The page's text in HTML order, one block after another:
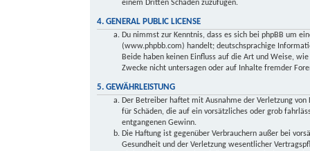
einem Dritten Schaden zuzufügen.
4. GENERAL PUBLIC LICENSE
Du nimmst zur Kenntnis, dass es sich bei phpBB um
(www.phpbb.com) handelt; deutschsprachige
Beide haben keinen Einfluss auf die Art und Weise,
Zwecke nicht untersagen oder auf Inhalte fremder
5. GEWÄHRLEISTUNG
Der Betreiber haftet mit Ausnahme der Verletzung
für Schäden, die auf ein vorsätzliches oder grob
entgangenen Gewinn.
Die Haftung ist gegenüber Verbrauchern außer bei
Gesundheit und der Verletzung wesentlicher